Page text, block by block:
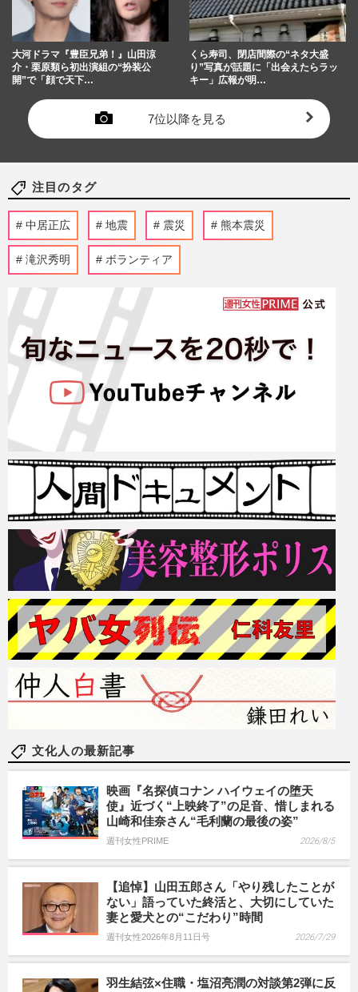
大河ドラマ『豊臣兄弟！』山田涼
介・栗原類ら初出演組の“扮装公
開”で「顔で天下…
くら寿司、閉店間際の“ネタ大盛
り”写真が話題に「出会えたらラッ
キー」広報が明…
7位以降を見る
注目のタグ
中居正広 地震 震災 熊本震災
滝沢秀明 ボランティア
文化人の最新記事
映画『名探偵コナン ハイウェイの堕天
使』近づく“上映終了”の足音、惜しまれる
山崎和佳奈さん“毛利蘭の最後の姿”
週刊女性PRIME 2026/8/5
【追悼】山田五郎さん「やり残したことが
ない」語っていた終活と、大切にしていた
妻と愛犬との“こだわり”時間
週刊女性2026年8月11日号 2026/7/29
羽生結弦×住職・塩沼亮潤の対談第2弾に反